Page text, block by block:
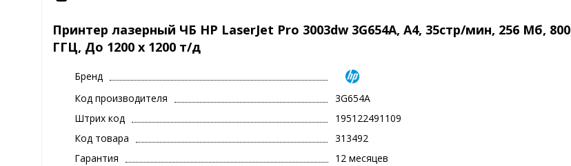
Принтер лазерный ЧБ HP LaserJet Pro 3003dw 3G654A, A4, 35стр/мин, 256 Мб, 800
ГГЦ, До 1200 х 1200 т/д
Бренд
Код производителя
3G654A
Штрих код
195122491109
Код товара
313492
Гарантия
12 месяцев